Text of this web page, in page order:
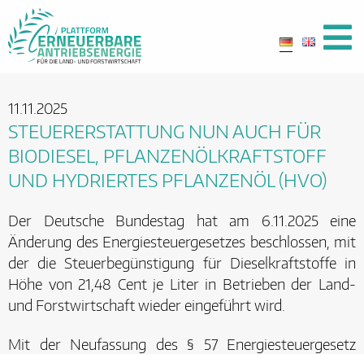
11.11.2025
STEUERERSTATTUNG NUN AUCH FÜR
BIODIESEL, PFLANZENÖLKRAFTSTOFF
UND HYDRIERTES PFLANZENÖL (HVO)
Der Deutsche Bundestag hat am 6.11.2025 eine
Änderung des Energiesteuergesetzes beschlossen, mit
der die Steuerbegünstigung für Dieselkraftstoffe in
Höhe von 21,48 Cent je Liter in Betrieben der Land-
und Forstwirtschaft wieder eingeführt wird.
Mit der Neufassung des § 57 Energiesteuergesetz